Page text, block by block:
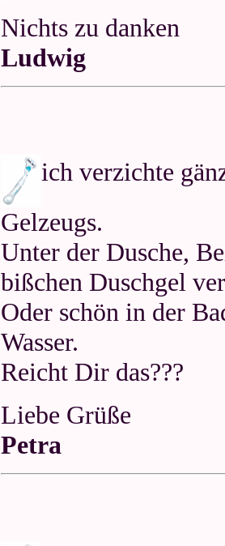
Nichts zu danken
Ludwig
ich verzichte
Gelzeugs.
Unter der Dusche,
bißchen Duschgel
Oder schön in der
Wasser.
Reicht Dir das???
Liebe Grüße
Petra